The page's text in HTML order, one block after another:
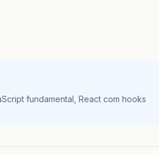
fundamental, React com hooks